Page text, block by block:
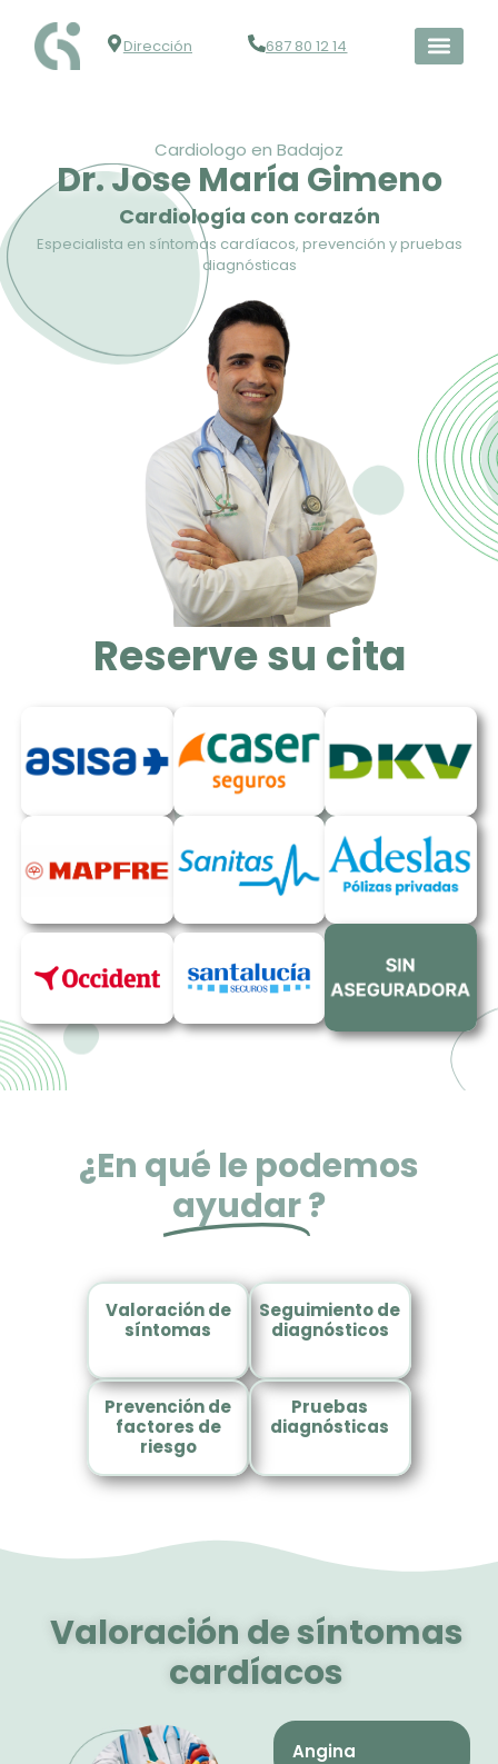
Dirección 687 80 12 14
Cardiologo en Badajoz
Dr. Jose María Gimeno
Cardiología con corazón
Especialista en síntomas cardíacos, prevención y pruebas
diagnósticas
Reserve su cita
¿En qué le podemos
ayudar?
Valoración de
síntomas
Seguimiento de
diagnósticos
Prevención de
factores de
riesgo
Pruebas
diagnósticas
Valoración de síntomas
cardíacos
Angina